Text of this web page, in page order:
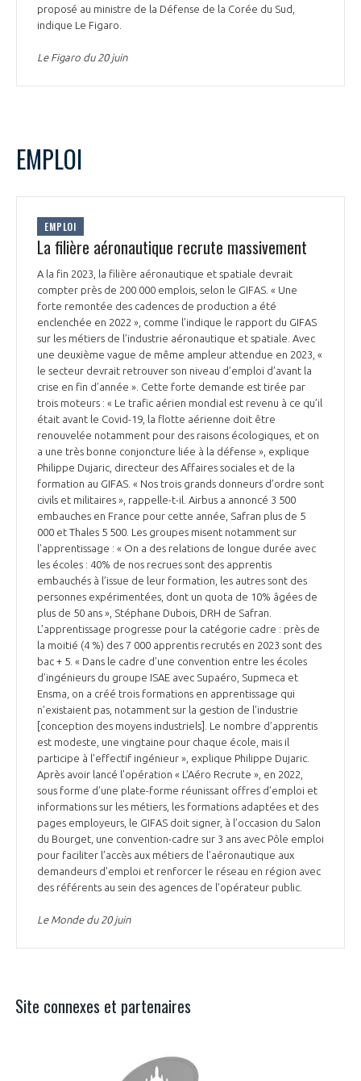
proposé au ministre de la Défense de la Corée du Sud,
indique Le Figaro.
Le Figaro du 20 juin
EMPLOI
EMPLOI
La filière aéronautique recrute massivement
A la fin 2023, la filière aéronautique et spatiale devrait
compter près de 200 000 emplois, selon le GIFAS. « Une
forte remontée des cadences de production a été
enclenchée en 2022 », comme l’indique le rapport du GIFAS
sur les métiers de l’industrie aéronautique et spatiale. Avec
une deuxième vague de même ampleur attendue en 2023, «
le secteur devrait retrouver son niveau d’emploi d’avant la
crise en fin d’année ». Cette forte demande est tirée par
trois moteurs : « Le trafic aérien mondial est revenu à ce qu’il
était avant le Covid-19, la flotte aérienne doit être
renouvelée notamment pour des raisons écologiques, et on
a une très bonne conjoncture liée à la défense », explique
Philippe Dujaric, directeur des Affaires sociales et de la
formation au GIFAS. « Nos trois grands donneurs d’ordre sont
civils et militaires », rappelle-t-il. Airbus a annoncé 3 500
embauches en France pour cette année, Safran plus de 5
000 et Thales 5 500. Les groupes misent notamment sur
l’apprentissage : « On a des relations de longue durée avec
les écoles : 40% de nos recrues sont des apprentis
embauchés à l’issue de leur formation, les autres sont des
personnes expérimentées, dont un quota de 10% âgées de
plus de 50 ans », Stéphane Dubois, DRH de Safran.
L’apprentissage progresse pour la catégorie cadre : près de
la moitié (4 %) des 7 000 apprentis recrutés en 2023 sont des
bac + 5. « Dans le cadre d’une convention entre les écoles
d’ingénieurs du groupe ISAE avec Supaéro, Supmeca et
Ensma, on a créé trois formations en apprentissage qui
n’existaient pas, notamment sur la gestion de l’industrie
[conception des moyens industriels]. Le nombre d’apprentis
est modeste, une vingtaine pour chaque école, mais il
participe à l’effectif ingénieur », explique Philippe Dujaric.
Après avoir lancé l’opération « L’Aéro Recrute », en 2022,
sous forme d’une plate-forme réunissant offres d’emploi et
informations sur les métiers, les formations adaptées et des
pages employeurs, le GIFAS doit signer, à l’occasion du Salon
du Bourget, une convention-cadre sur 3 ans avec Pôle emploi
pour faciliter l’accès aux métiers de l’aéronautique aux
demandeurs d’emploi et renforcer le réseau en région avec
des référents au sein des agences de l’opérateur public.
Le Monde du 20 juin
Site connexes et partenaires